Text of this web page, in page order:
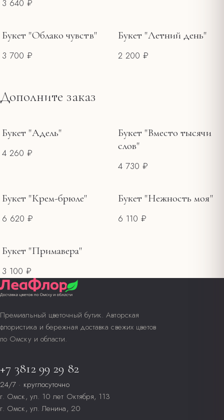
3 640 ₽
Букет "Облако чувств"
3 700 ₽
Букет "Летний день"
2 200 ₽
Дополните заказ
Букет "Адель"
4 260 ₽
Букет "Вместо тысячи
слов"
4 730 ₽
Букет "Крем-брюле"
6 620 ₽
Букет "Нежность моя"
6 110 ₽
Букет "Примавера"
3 100 ₽
Премиальный цветочный бутик. Авторская
флористика и бережная доставка свежих цветов
по Омску и области.
+7 3812 99 29 82
24/7 · круглосуточно
г. Омск, ул. 10 лет Октября, 113
г. Омск, ул. Ленина, 20